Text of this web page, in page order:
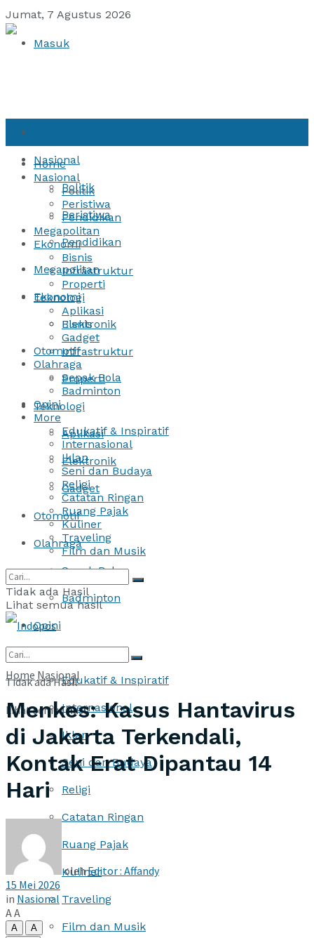
Jumat, 7 Agustus 2026
Masuk
Nasional
Politik
Peristiwa
Pendidikan
Megapolitan
Ekonomi
Bisnis
Infrastruktur
Properti
Teknologi
Aplikasi
Elektronik
Gadget
Otomotif
Olahraga
Sepak Bola
Badminton
Opini
Edukatif & Inspiratif
Internasional
Iklan
Seni dan Budaya
Religi
Catatan Ringan
Ruang Pajak
Kuliner
Traveling
Film dan Musik
Home
Nasional
Politik
Peristiwa
Pendidikan
Megapolitan
Ekonomi
Bisnis
Infrastruktur
Properti
Teknologi
Aplikasi
Elektronik
Gadget
Otomotif
Olahraga
Sepak Bola
Badminton
Opini
More
Edukatif & Inspiratif
Internasional
Iklan
Seni dan Budaya
Religi
Catatan Ringan
Ruang Pajak
Kuliner
Traveling
Film dan Musik
Tidak ada Hasil
Lihat semua hasil
Tidak ada Hasil
Lihat semua hasil
Home Nasional
Menkes: Kasus Hantavirus
di Jakarta Terkendali,
Kontak Erat Dipantau 14
Hari
olehEditor : Affandy
15 Mei 2026
in Nasional
AA
A
A